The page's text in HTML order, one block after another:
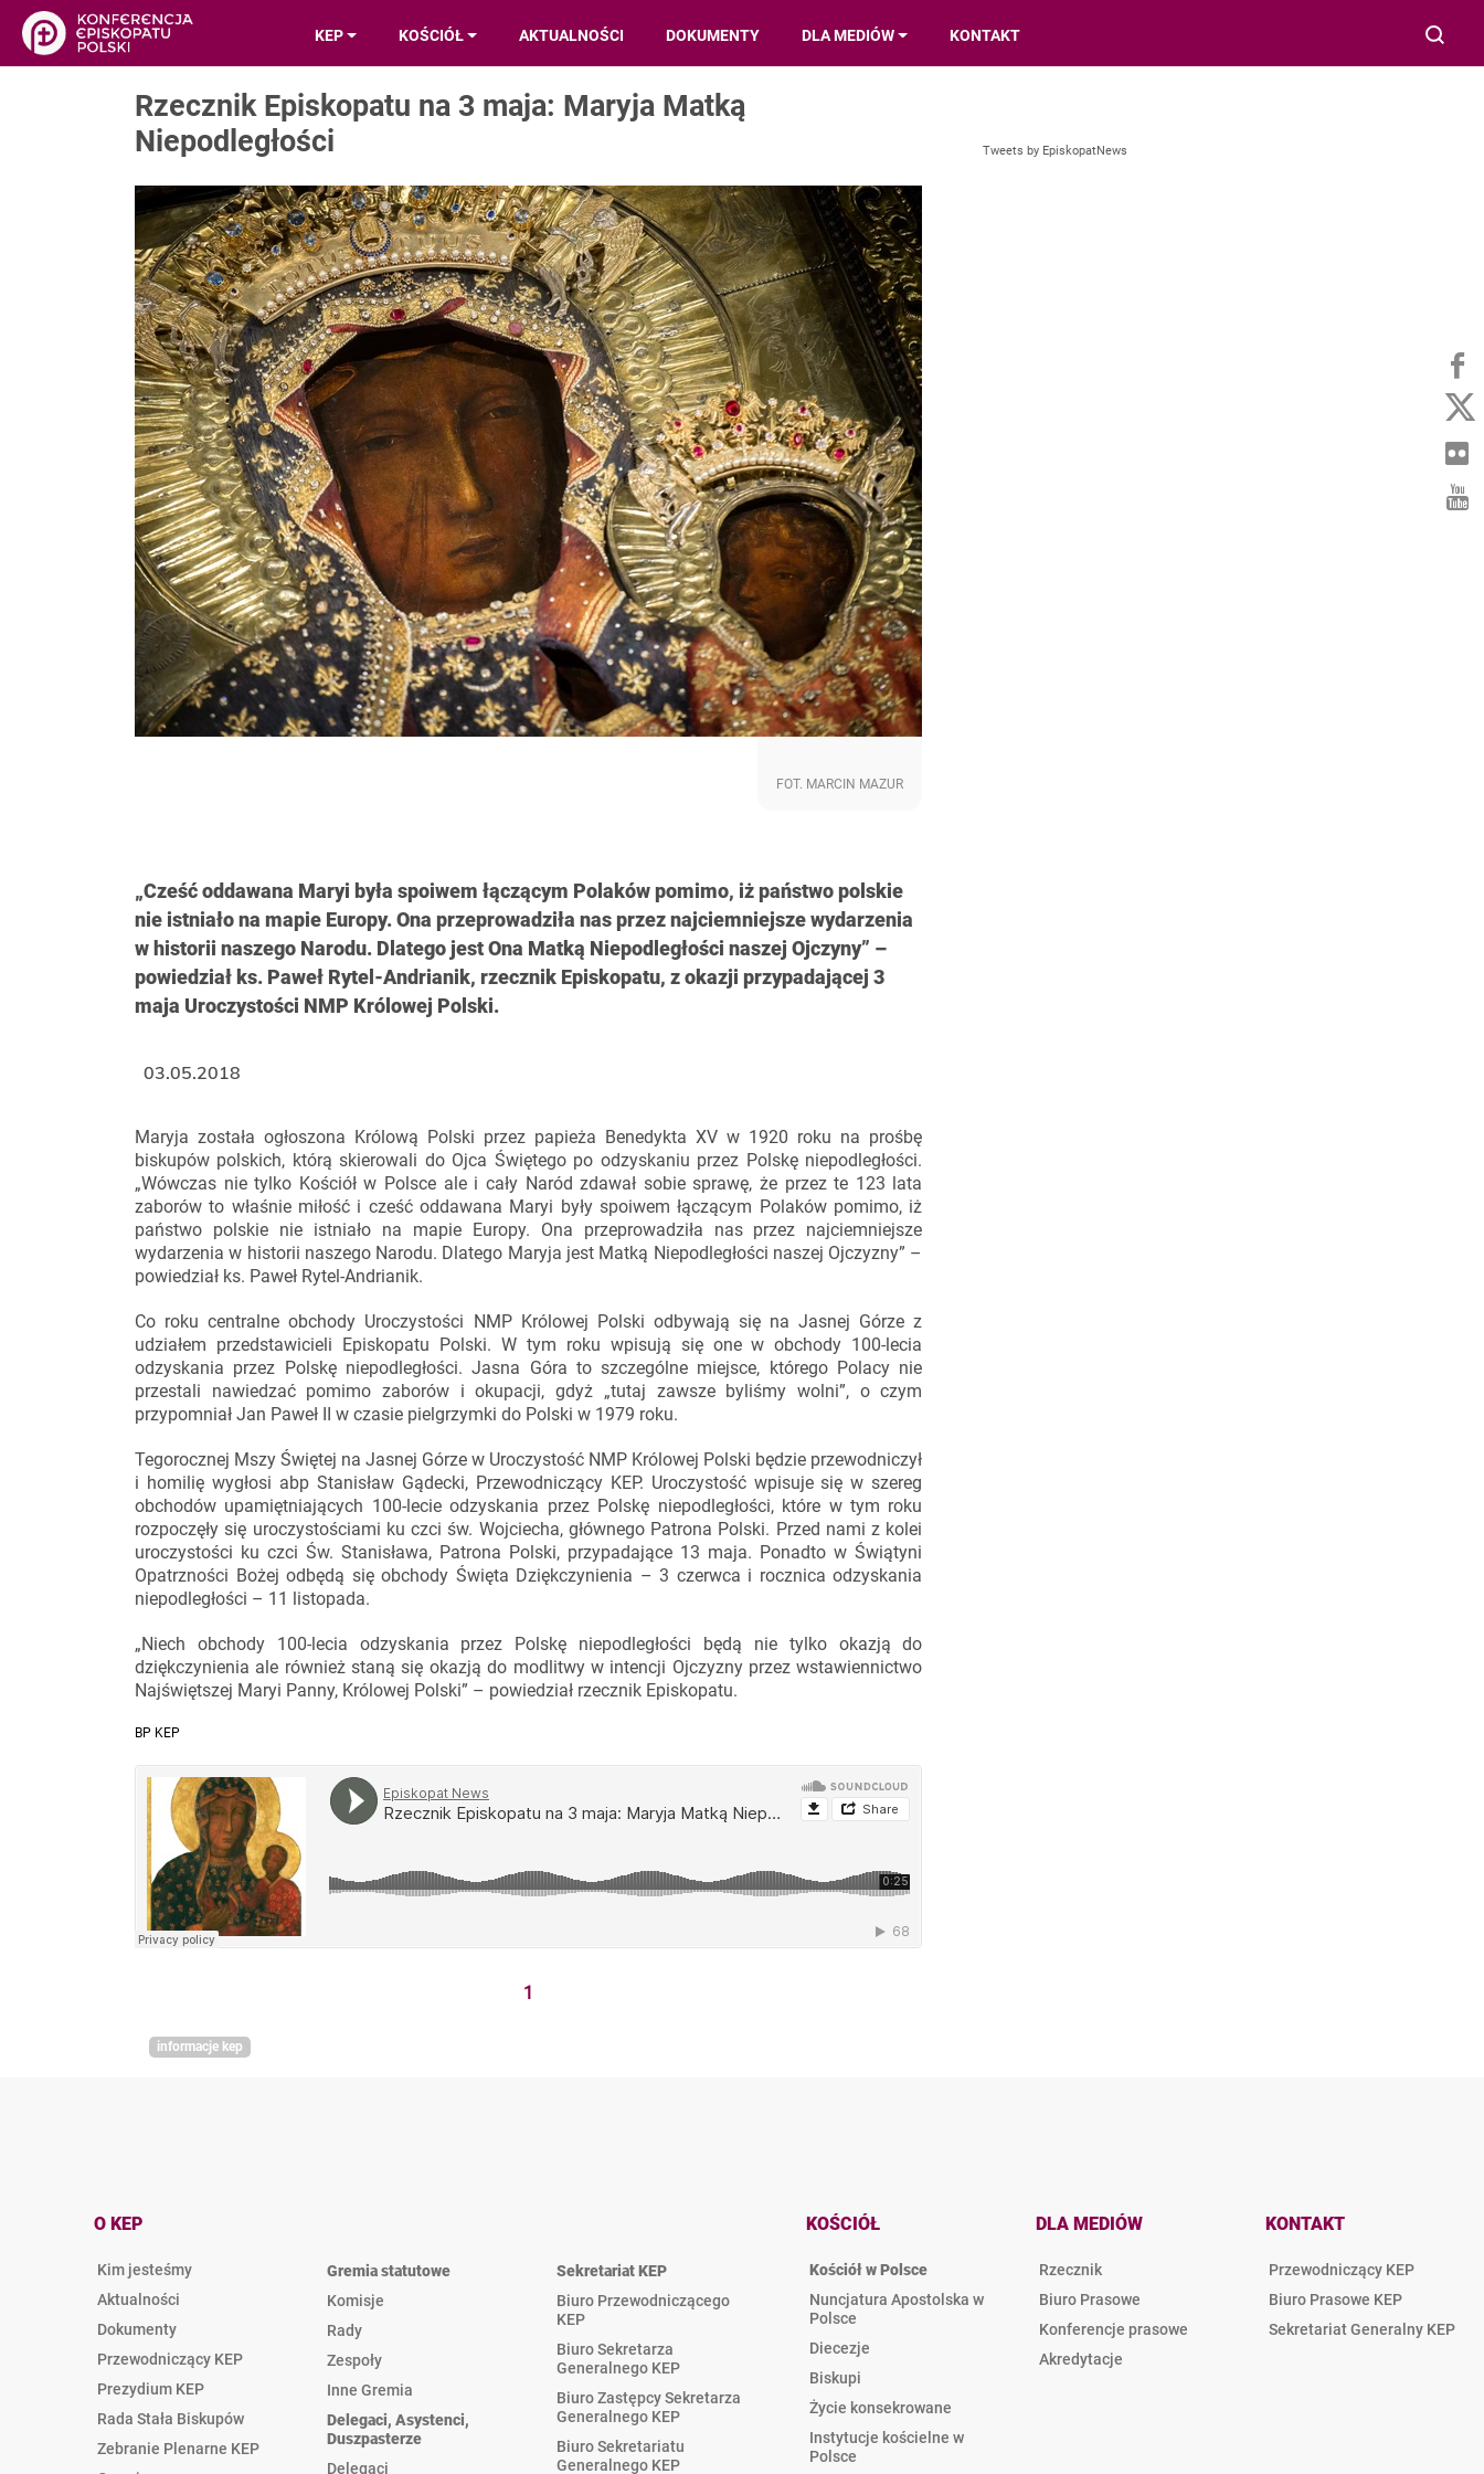
KEP KOŚCIÓŁ AKTUALNOŚCI DOKUMENTY DLA MEDIÓW KONTAKT
Rzecznik Episkopatu na 3 maja: Maryja Matką
Niepodległości
„Cześć oddawana Maryi była spoiwem łączącym Polaków pomimo, iż państwo polskie
nie istniało na mapie Europy. Ona przeprowadziła nas przez najciemniejsze wydarzenia
w historii naszego Narodu. Dlatego jest Ona Matką Niepodległości naszej Ojczyny” –
powiedział ks. Paweł Rytel-Andrianik, rzecznik Episkopatu, z okazji przypadającej 3
maja Uroczystości NMP Królowej Polski.
FOT. MARCIN MAZUR
Maryja została ogłoszona Królową Polski przez papieża Benedykta XV w 1920 roku na prośbę
biskupów polskich, którą skierowali do Ojca Świętego po odzyskaniu przez Polskę niepodległości.
„Wówczas nie tylko Kościół w Polsce ale i cały Naród zdawał sobie sprawę, że przez te 123 lata
zaborów to właśnie miłość i cześć oddawana Maryi były spoiwem łączącym Polaków pomimo, iż
państwo polskie nie istniało na mapie Europy. Ona przeprowadziła nas przez najciemniejsze
wydarzenia w historii naszego Narodu. Dlatego Maryja jest Matką Niepodległości naszej Ojczyzny” –
powiedział ks. Paweł Rytel-Andrianik.
Co roku centralne obchody Uroczystości NMP Królowej Polski odbywają się na Jasnej Górze z
udziałem przedstawicieli Episkopatu Polski. W tym roku wpisują się one w obchody 100-lecia
odzyskania przez Polskę niepodległości. Jasna Góra to szczególne miejsce, którego Polacy nie
przestali nawiedzać pomimo zaborów i okupacji, gdyż „tutaj zawsze byliśmy wolni”, o czym
przypomniał Jan Paweł II w czasie pielgrzymki do Polski w 1979 roku.
Tegorocznej Mszy Świętej na Jasnej Górze w Uroczystość NMP Królowej Polski będzie przewodniczył
i homilię wygłosi abp Stanisław Gądecki, Przewodniczący KEP. Uroczystość wpisuje się w szereg
obchodów upamiętniających 100-lecie odzyskania przez Polskę niepodległości, które w tym roku
rozpoczęły się uroczystościami ku czci św. Wojciecha, głównego Patrona Polski. Przed nami z kolei
uroczystości ku czci Św. Stanisława, Patrona Polski, przypadające 13 maja. Ponadto w Świątyni
Opatrzności Bożej odbędą się obchody Święta Dziękczynienia – 3 czerwca i rocznica odzyskania
niepodległości – 11 listopada.
„Niech obchody 100-lecia odzyskania przez Polskę niepodległości będą nie tylko okazją do
dziękczynienia ale również staną się okazją do modlitwy w intencji Ojczyzny przez wstawiennictwo
Najświętszej Maryi Panny, Królowej Polski” – powiedział rzecznik Episkopatu.
BP KEP
1
03.05.2018
informacje kep
Tweets by EpiskopatNews
O KEP
Kim jesteśmy
Aktualności
Dokumenty
Przewodniczący KEP
Prezydium KEP
Rada Stała Biskupów
Zebranie Plenarne KEP
Gremia statutowe
Komisje
Rady
Zespoły
Inne Gremia
Delegaci, Asystenci,
Duszpasterze
Delegaci
Sekretariat KEP
Biuro Przewodniczącego
KEP
Biuro Sekretarza
Generalnego KEP
Biuro Zastępcy Sekretarza
Generalnego KEP
Biuro Sekretariatu
Generalnego KEP
KOŚCIÓŁ
Kościół w Polsce
Nuncjatura Apostolska w
Polsce
Diecezje
Biskupi
Życie konsekrowane
Instytucje kościelne w
Polsce
DLA MEDIÓW
Rzecznik
Biuro Prasowe
Konferencje prasowe
Akredytacje
KONTAKT
Przewodniczący KEP
Biuro Prasowe KEP
Sekretariat Generalny KEP